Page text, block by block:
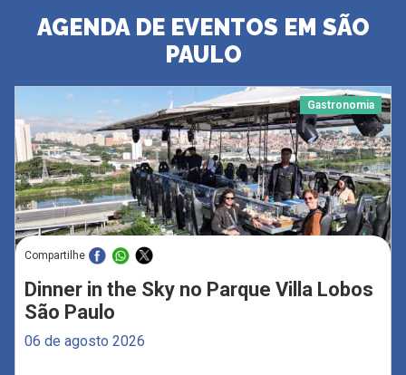
AGENDA DE EVENTOS EM SÃO
PAULO
Gastronomia
Compartilhe
Dinner in the Sky no Parque Villa Lobos
São Paulo
06 de agosto 2026